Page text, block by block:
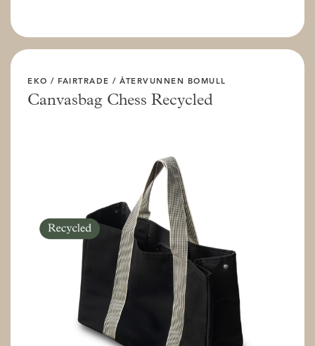
EKO / FAIRTRADE / ÅTERVUNNEN BOMULL
Canvasbag Chess Recycled